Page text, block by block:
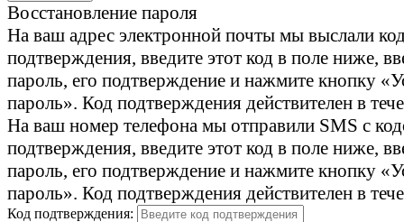
Восстановление пароля
На ваш адрес электронной почты мы выслали
подтверждения, введите этот код в поле ниже,
пароль, его подтверждение и нажмите кнопку
пароль». Код подтверждения действителен в
На ваш номер телефона мы отправили SMS с
подтверждения, введите этот код в поле ниже,
пароль, его подтверждение и нажмите кнопку
пароль». Код подтверждения действителен в
Код подтверждения: